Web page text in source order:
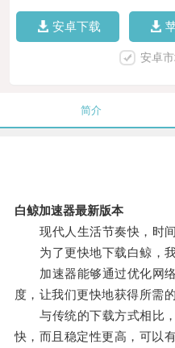
安卓下载
安卓
简介
白鲸加速器最新版本
现代人生活节奏快，时间
为了更快地下载白鲸，我
加速器能够通过优化网络
度，让我们更快地获得所需的
与传统的下载方式相比，
快，而且稳定性更高，可以